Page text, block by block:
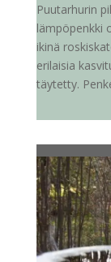
Puutarhurin
lämpöpenkki
ikinä
erilaisia
täytetty.